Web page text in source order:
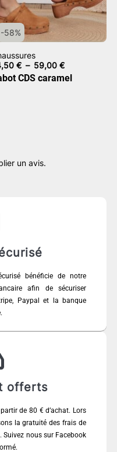
-58%
€ – 59,00€Plage
de
prix :
CDS caramel
un avis.
bénéficie de notre
afin de sécuriser
Paypal et la banque
offerts
de 80 € d’achat. Lors
la gratuité des frais de
nous sur Facebook